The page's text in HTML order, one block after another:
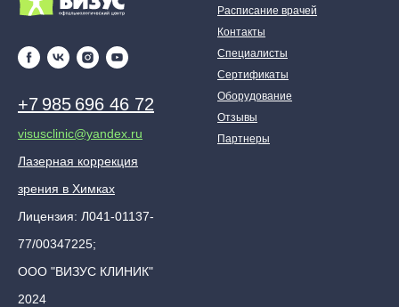
+7 985 696 46 72
visusclinic@yandex.ru
Лазерная коррекция
зрения в Химках
Лицензия: Л041-01137-
77/00347225;
ООО "ВИЗУС КЛИНИК"
2024
Расписание врачей
Контакты
Специалисты
Сертификаты
Оборудование
Отзывы
Партнеры